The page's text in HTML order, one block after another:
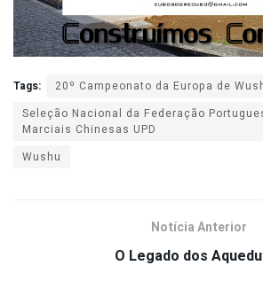
Tags:
20º Campeonato da Europa de
Seleção Nacional da Federação
Marciais Chinesas UPD
Wushu
Notícia Anterior
O Legado dos